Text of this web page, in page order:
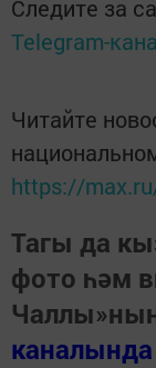
Следите за
Telegram-
Читайте
https://
Тагы да
фото һәм
каналында